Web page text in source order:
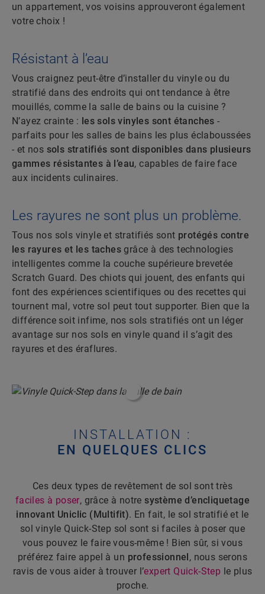
un appartement, vos voisins approuveront également
votre choix !
Résistant à l’eau
Vous craignez peut-être d’installer du vinyle ou du
stratifié dans des endroits qui ont tendance à être
mouillés, comme la salle de bains ou la cuisine ?
N’ayez crainte : les sols vinyles sont étanches -
parfaits pour les salles de bains les plus éclaboussées
- et nos sols stratifiés sont disponibles dans plusieurs
gammes résistantes à l’eau, capables de faire face
aux incidents culinaires.
Les rayures ne sont plus un problème.
Tous nos sols vinyle et stratifiés sont protégés contre
les rayures et les taches grâce à des technologies
intelligentes comme la couche supérieure brevetée
Scratch Guard. Des chiots qui jouent, des enfants qui
font des expériences scientifiques ou des recettes qui
tournent mal, votre sol peut tout supporter. Bien que la
différence soit infime, nos sols stratifiés ont un léger
avantage sur nos sols en vinyle quand il s’agit des
rayures et des éraflures.
#ShoppableInfoHotspot#
INSTALLATION :
EN QUELQUES CLICS
Ces deux types de revêtement de sol sont très
faciles à poser, grâce à notresystème d’encliquetage
innovant Uniclic (Multifit). En fait, le sol stratifié et le
sol vinyle Quick-Step sol sont si faciles à poser que
vous pouvez le faire vous-même ! Bien sûr, si vous
préférez faire appel à un professionnel , nous serons
ravis de vous aider à trouver l’expert Quick-Step le plus
proche.